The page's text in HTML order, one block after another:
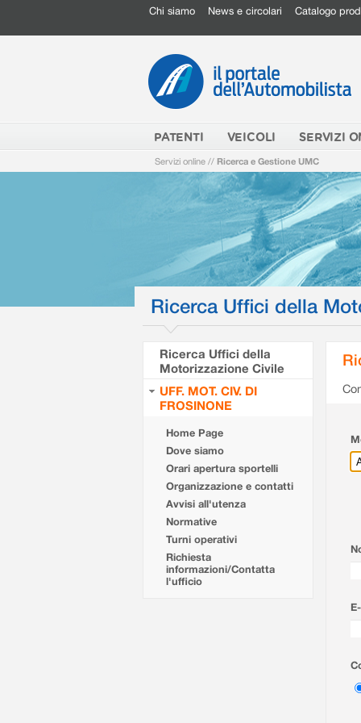
Chi siamo News e circolari Catalogo
PATENTI VEICOLI SERVIZI
Servizi online // Ricerca e Gestione UMC
Ricerca Uffici della
Ricerca Uffici della
Motorizzazione Civile
UFF. MOT. CIV. DI
FROSINONE
Home Page
Dove siamo
Orari apertura sportelli
Organizzazione e contatti
Avvisi all'utenza
Normative
Turni operativi
Richiesta
informazioni/Contatta
l'ufficio